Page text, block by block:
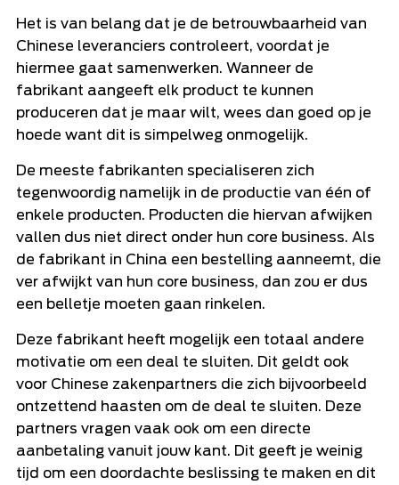
Het is van belang dat je de betrouwbaarheid van
Chinese leveranciers controleert, voordat je
hiermee gaat samenwerken. Wanneer de
fabrikant aangeeft elk product te kunnen
produceren dat je maar wilt, wees dan goed op je
hoede want dit is simpelweg onmogelijk.
De meeste fabrikanten specialiseren zich
tegenwoordig namelijk in de productie van één of
enkele producten. Producten die hiervan afwijken
vallen dus niet direct onder hun core business. Als
de fabrikant in China een bestelling aanneemt, die
ver afwijkt van hun core business, dan zou er dus
een belletje moeten gaan rinkelen.
Deze fabrikant heeft mogelijk een totaal andere
motivatie om een deal te sluiten. Dit geldt ook
voor Chinese zakenpartners die zich bijvoorbeeld
ontzettend haasten om de deal te sluiten. Deze
partners vragen vaak ook om een directe
aanbetaling vanuit jouw kant. Dit geeft je weinig
tijd om een doordachte beslissing te maken en dit